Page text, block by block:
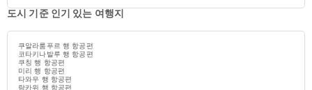
도시 기준 인기 있는 여행지
쿠알라룸푸르 행 항공편
코타키나발루 행 항공편
쿠칭 행 항공편
미리 행 항공편
타와우 행 항공편
랑카위 행 항공편